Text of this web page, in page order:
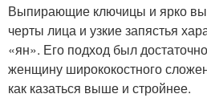
Выпирающие ключицы и ярко
черты лица и узкие запястья
«ян». Его подход был
женщину ширококостного
как казаться выше и стройнее.